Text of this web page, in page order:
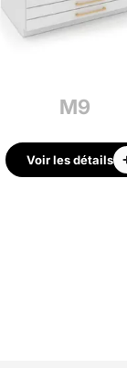
M9
Voir les détails